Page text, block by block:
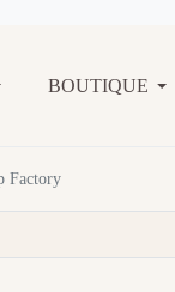
BOUTIQUE
Factory